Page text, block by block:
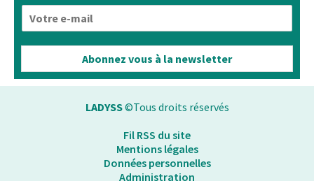
l
Abonnez vous à la newsletter
LADYSS©Tous droits réservés
Fil RSS du site
Mentions légales
Données personnelles
Administration